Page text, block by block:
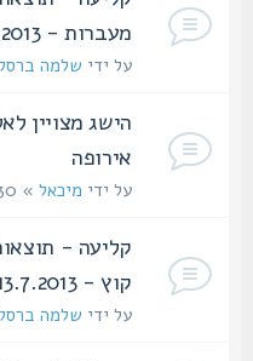
מעברות - 28.9.2013
על ידישלמה ברסלר» 28 ספטמבר 2013, 20:33
הישג מצויין
אירופה
על ידימיכאל» 30 יולי 2013, 16:19
קליעה - תוצאות
קוץ - 13.7.2013
על ידישלמה ברסלר» 14 יולי 2013, 08:03